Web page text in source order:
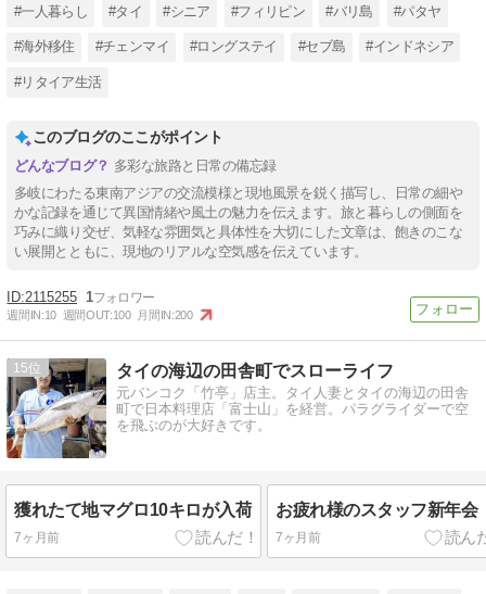
#一人暮らし #タイ #シニア #フィリピン #バリ島 #パタヤ
#海外移住 #チェンマイ #ロングステイ #セブ島 #インドネシア
#リタイア生活
このブログのここがポイント
多彩な旅路と日常の備忘録
多岐にわたる東南アジアの交流模様と現地風景を鋭く描写し、日常の細や
かな記録を通じて異国情緒や風土の魅力を伝えます。旅と暮らしの側面を
巧みに織り交ぜ、気軽な雰囲気と具体性を大切にした文章は、飽きのこな
い展開とともに、現地のリアルな空気感を伝えています。
2115255 1
週間IN:10 週間OUT:100 月間IN:200
15 タイの海辺の田舎町でスローライフ
元バンコク「竹亭」店主。タイ人妻とタイの海辺の田舎
町で日本料理店「富士山」を経営。パラグライダーで空
を飛ぶのが大好きです。
獲れたて地マグロ10キロが入荷
7ヶ月前
お疲れ様のスタッフ新年会
7ヶ月前